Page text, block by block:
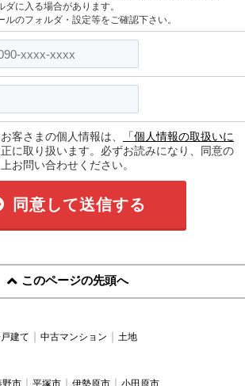
ダに入る場合があります。
ルのフォルダ・設定等をご確認下さい。
客さまの個人情報は、
「個人情報の取扱いに
に取り扱います。必ずお読みになり、同意の
上お問い合わせください。
同意して送信する
このページの先頭へ
建て 中古マンション 土地